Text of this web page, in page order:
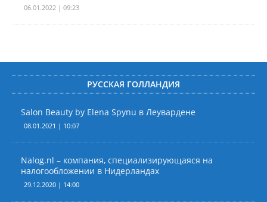
06.01.2022 | 09:23
РУССКАЯ ГОЛЛАНДИЯ
Salon Beauty by Elena Spynu в Леувардене
08.01.2021 | 10:07
Nalog.nl – компания, специализирующаяся на
налогообложении в Нидерландах
29.12.2020 | 14:00